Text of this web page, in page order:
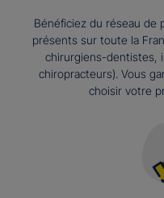
Bénéficiez du réseau de
présents sur toute la
chirurgiens-dentistes,
chiropracteurs). Vous
choisir votre